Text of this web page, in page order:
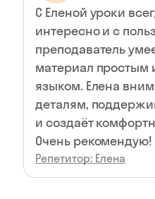
С Еленой уроки
интересно и с
преподаватель
материал простым
языком. Елена
деталям,
и создаёт
Очень рекомендую!
Репетитор: Елена